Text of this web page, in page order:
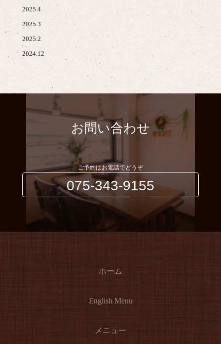
2025.4
2025.3
2025.2
2024.12
お問い合わせ
ご予約はお電話でどうぞ
075-343-9155
ホーム
English Menu
メニュー